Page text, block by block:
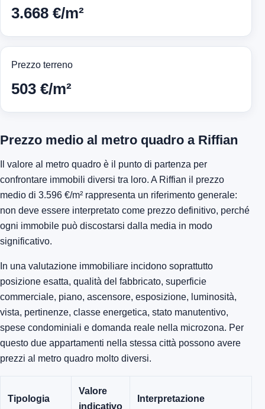
3.668 €/m²
Prezzo terreno
503 €/m²
Prezzo medio al metro quadro a Riffian
Il valore al metro quadro è il punto di partenza per
confrontare immobili diversi tra loro. A Riffian il prezzo
medio di 3.596 €/m² rappresenta un riferimento generale:
non deve essere interpretato come prezzo definitivo, perché
ogni immobile può discostarsi dalla media in modo
significativo.
In una valutazione immobiliare incidono soprattutto
posizione esatta, qualità del fabbricato, superficie
commerciale, piano, ascensore, esposizione, luminosità,
vista, pertinenze, classe energetica, stato manutentivo,
spese condominiali e domanda reale nella microzona. Per
questo due appartamenti nella stessa città possono avere
prezzi al metro quadro molto diversi.
Tipologia
Valore
indicativo
Interpretazione